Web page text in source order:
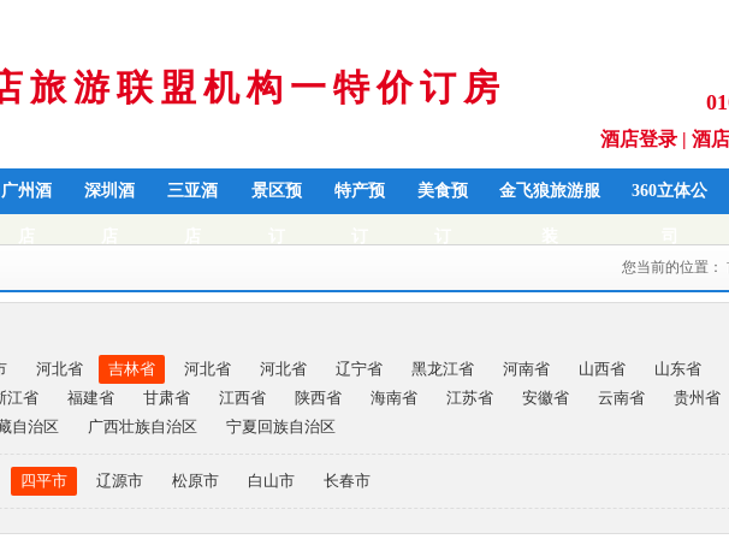
旅游联盟机构一特价订房
酒店登录 | 酒
广州酒 深圳酒 三亚酒 景区预 特产预 美食预 金飞狼旅游服 360立体公
您当前的位置：
河北省 吉林省 河北省 河北省 辽宁省 黑龙江省 河南省 山西省 山东省
江省 福建省 甘肃省 江西省 陕西省 海南省 江苏省 安徽省 云南省
贵州省
自治区 广西壮族自治区 宁夏回族自治区
四平市 辽源市 松原市 白山市 长春市